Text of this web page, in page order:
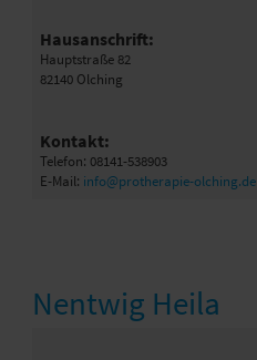
Hausanschrift:
Hauptstraße 82
82140 Olching
Kontakt:
Telefon: 08141-538903
E-Mail: info@protherapie-olching.de
Nentwig Heila